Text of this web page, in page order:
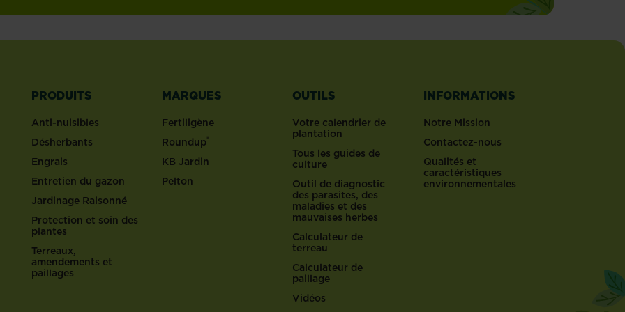
PRODUITS
Anti-nuisibles
Désherbants
Engrais
Entretien du gazon
Jardinage Raisonné
Protection et soin des
plantes
Terreaux,
amendements et
paillages
MARQUES
Fertiligène
Roundup®
KB Jardin
Pelton
OUTILS
Votre calendrier de
plantation
Tous les guides de
culture
Outil de diagnostic
des parasites, des
maladies et des
mauvaises herbes
Calculateur de
terreau
Calculateur de
paillage
Vidéos
INFORMATIONS
Notre Mission
Contactez-nous
Qualités et
caractéristiques
environnementales